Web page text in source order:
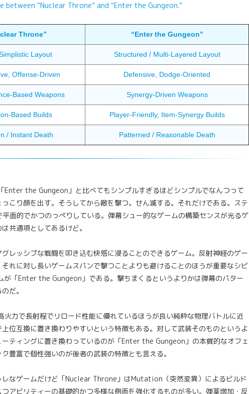
“Nuclear Throne” and “Enter the Gungeon.”
Throne” “Enter the Gungeon”
Layout Structured / Multi-Layered Layout
Offense-Driven Defensive, Dodge-Oriented
Based Weapons Synergy-Driven Weapons
Based Builds Player-Friendly, Item-Synergy Builds
/ Instant Death Patterned / Reasonable Death
the Gungeon」と比べてもシンプルすぎるほどシンプルでなんつって
こり顔を出す。そうしてから敵を撃つ。せん滅する。それだけである。ステ
面的でかつのっぺりしている。弾幕シュー的なゲームの構築センスが光るゲ
共通項としてあるけど。
レッシブな戦闘を叩き込む快感に浸ることのできるゲーム。反射神経のゲー
れに対し長いゲームスパンで撃つことよりも避けることのほうが重要なシビ
が「Enter the Gungeon」である。撃ちまくるというよりかは弾幕のパター
だ。
力で長射程でリロード性能に優れているほうが良い純粋な物理バトルに近
位互換に置き換わりやすいという特徴もある。対して武装そのものというよ
ティングに置き換わっているのが「Enter the Gungeon」の本質的なオフェ
豊富で個性強いのが後者の武装の特徴とも言える。
なゲームだけど「Nuclear Throne」はMutation（突然変異）によるビルド
アビリティーの基礎的かつ多様な側面を強化するものが多い。弾薬増加・反